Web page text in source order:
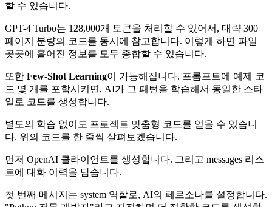
할 수 있습니다.
GPT-4 Turbo는 128,000개 토큰을 처리할 수 있어서, 대략 300
페이지 분량의 코드를 동시에 참고합니다. 이렇게 하면 파일
곳곳에 흩어진 정보를 모두 종합할 수 있습니다.
또한 Few-Shot Learning이 가능해집니다. 프롬프트에 예제 코
드 몇 개를 포함시키면, AI가 그 패턴을 학습해서 동일한 스타
일로 코드를 생성합니다.
별도의 학습 없이도 프로젝트 맞춤형 코드를 얻을 수 있습니
다. 위의 코드를 한 줄씩 살펴보겠습니다.
먼저 OpenAI 클라이언트를 생성합니다. 그리고 messages 리스
트에 대화 이력을 담습니다.
첫 번째 메시지는 system 역할로, AI의 페르소나를 설정합니다.